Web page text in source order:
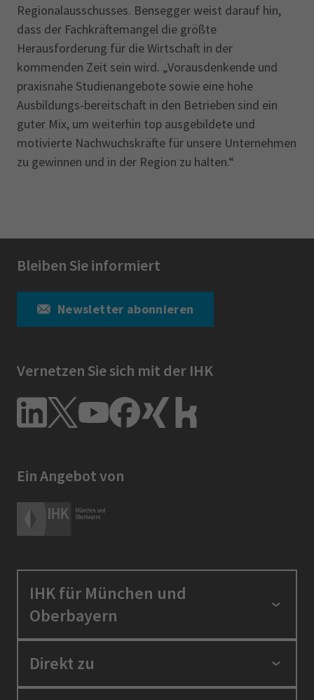
Regionalausschusses. Bensegger weist darauf hin,
dass der Fachkräftemangel die größte
Herausforderung für die Wirtschaft in der
kommenden Zeit sein wird. „Vorausdenkende und
praxisnahe Studienangebote sowie eine hohe
Ausbildungs-bereitschaft in den Betrieben sind ein
guter Mix, um weiterhin top ausgebildete und
motivierte Nachwuchskräfte für unsere Unternehmen
zu gewinnen und in der Region zu halten.“
Bleiben Sie informiert
Newsletter abonnieren
Vernetzen Sie sich mit der IHK
Ein Angebot von
IHK für München und
Oberbayern
Standortpolitik
Direkt zu